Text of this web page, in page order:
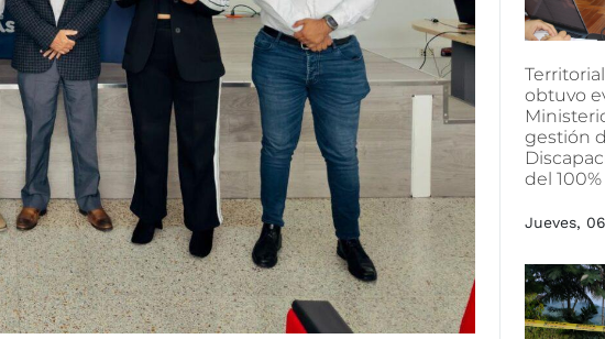
Territorial
obtuvo
gestión
del 100%
Jueves,